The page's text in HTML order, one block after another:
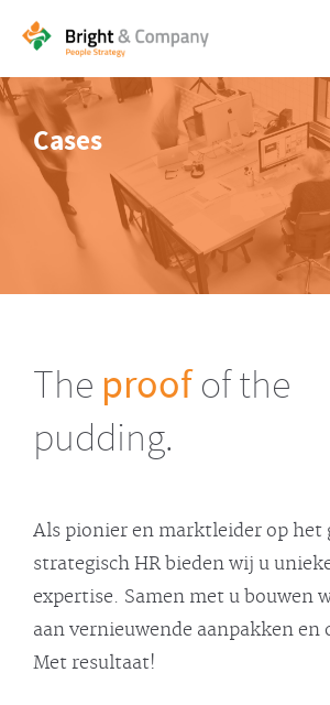
HOME
OPLOSSINGEN
INSPIRATIE
OVER BRIGHT &
NEDERLANDS
Cases
The proofof the
pudding.
Als pionier en marktleider op het
strategisch HR bieden wij u
expertise. Samen met u bouwen
aan vernieuwende aanpakken en
Met resultaat!